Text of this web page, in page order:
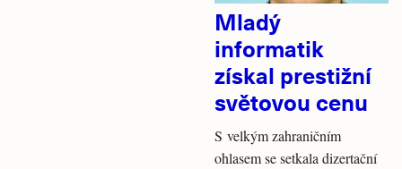
Mladý
informatik
získal prestižní
světovou cenu
S velkým zahraničním
ohlasem se setkala dizertační